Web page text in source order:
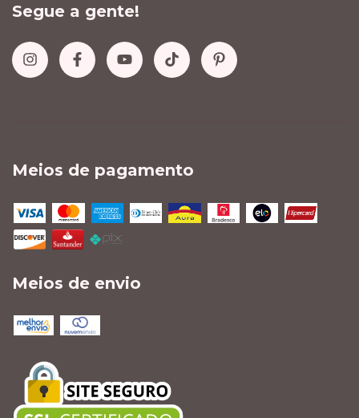
Segue a gente!
Meios de pagamento
Meios de envio